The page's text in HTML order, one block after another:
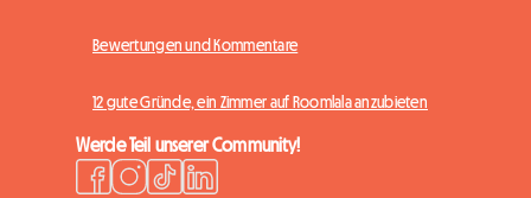
Bewertungen und Kommentare
12 gute Gründe, ein Zimmer auf Roomlala anzubieten
Werde Teil unserer Community!